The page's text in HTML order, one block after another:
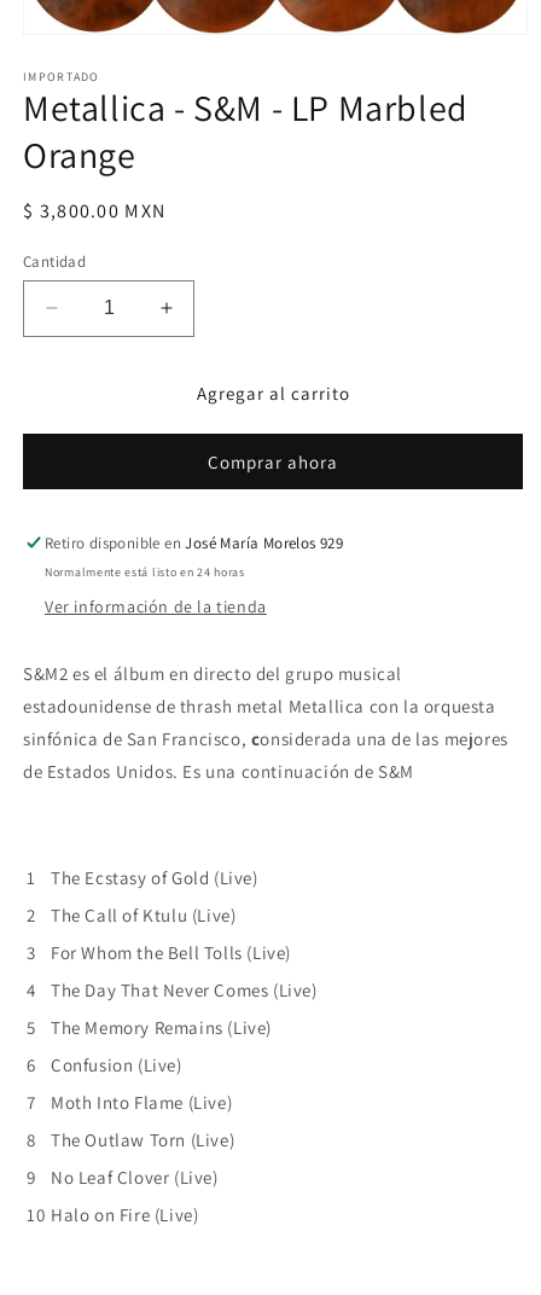
multimedia
1
en
ventana
modal
IMPORTADO
Metallica - S&M - LP Marbled
Orange
Precio
$ 3,800.00 MXN
Cantidad
Reducir
cantidad
LP
Orange
Aumentar
cantidad
Metallica
LP
Orange
Agregar al carrito
Comprar ahora
Retiro disponible enJosé María Morelos 929
Normalmente está listo en 24 horas
Ver información de la tienda
S&M2 es el álbum en directo del grupo musical
estadounidense de thrash metal Metallica con la orquesta
sinfónica de San Francisco, considerada una de las mejores
de Estados Unidos. Es una continuación de S&M
1
The Ecstasy of Gold (Live)
2
The Call of Ktulu (Live)
3
For Whom the Bell Tolls (Live)
4
The Day That Never Comes (Live)
5
The Memory Remains (Live)
6
Confusion (Live)
7
Moth Into Flame (Live)
8
The Outlaw Torn (Live)
9
No Leaf Clover (Live)
10 Halo on Fire (Live)